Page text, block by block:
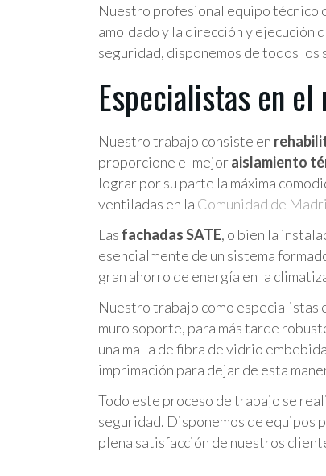
Nuestro profesional equipo técnico
amoldado y la dirección y ejecución
seguridad, disponemos de todos
Especialistas en el
Nuestro trabajo consiste en
proporcione el mejoraislamiento
lograr por su parte la máxima
ventiladas en la Comunidad de
Las fachadas SATE, o bien la
esencialmente de un sistema
gran ahorro de energía en la
Nuestro trabajo como especialistas
muro soporte, para más tarde
una malla de fibra de vidrio
imprimación para dejar de esta
Todo este proceso de trabajo se
seguridad. Disponemos de equipos
plena satisfacción de nuestros